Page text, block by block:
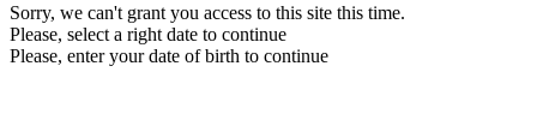
Sorry, we can't grant you access to this site this time.
Please, select a right date to continue
Please, enter your date of birth to continue